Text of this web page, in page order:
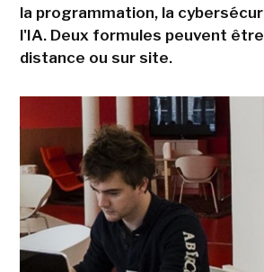
la programmation, la
l'IA. Deux formules peuvent
distance ou sur site.